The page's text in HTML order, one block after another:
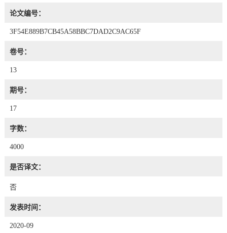
论文编号：
3F54E889B7CB45A58BBC7DAD2C9AC65F
卷号：
13
期号：
17
字数：
4000
是否译文：
否
发表时间：
2020-09